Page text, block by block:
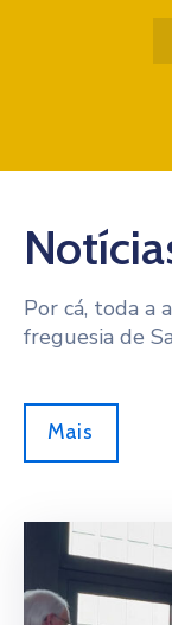
Por cá, toda a
freguesia de
Mais